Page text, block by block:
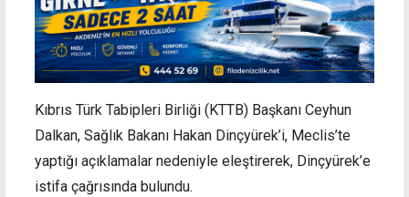
Kıbrıs Türk Tabipleri Birliği (KTTB) Başkanı Ceyhun
Dalkan, Sağlık Bakanı Hakan Dinçyürek’i, Meclis’te
yaptığı açıklamalar nedeniyle eleştirerek, Dinçyürek’e
istifa çağrısında bulundu.